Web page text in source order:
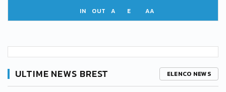
IN OUT A E AA
ULTIME NEWS BREST ELENCO NEWS